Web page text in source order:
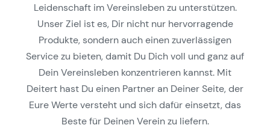
Leidenschaft im Vereinsleben zu unterstützen.
Unser Ziel ist es, Dir nicht nur hervorragende
Produkte, sondern auch einen zuverlässigen
Service zu bieten, damit Du Dich voll und ganz auf
Dein Vereinsleben konzentrieren kannst. Mit
Deitert hast Du einen Partner an Deiner Seite, der
Eure Werte versteht und sich dafür einsetzt, das
Beste für Deinen Verein zu liefern.